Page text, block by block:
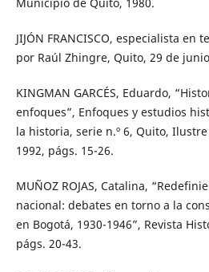
JIJÓN FRANCISCO, especialista en
por Raúl Zhingre, Quito, 29 de
KINGMAN GARCÉS, Eduardo,
enfoques”, Enfoques y estudios
la historia, serie n.º 6, Quito,
1992, págs. 15-26.
MUÑOZ ROJAS, Catalina,
nacional: debates en torno a la
en Bogotá, 1930-1946”, Revista
págs. 20-43.